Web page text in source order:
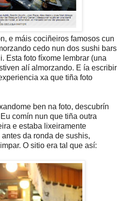
e máis cociñeiros famosos cun
cedo nun dos sushi bars
Esta foto fíxome lembrar (una
alí almorzando. E ía escribir
xa que tiña foto
ben na foto, descubrín
comín nun que tiña outra
e estaba lixeiramente
da ronda de sushis,
O sitio era tal que así: